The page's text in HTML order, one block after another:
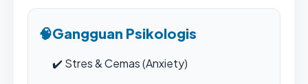
🧠Gangguan Psikologis
✔️ Stres & Cemas (Anxiety)